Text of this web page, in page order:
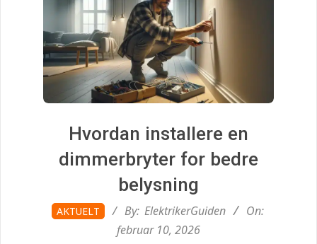
Hvordan installere en
dimmerbryter for bedre
belysning
2026-
02-
AKTUELT By: ElektrikerGuiden
On:
februar 10, 2026